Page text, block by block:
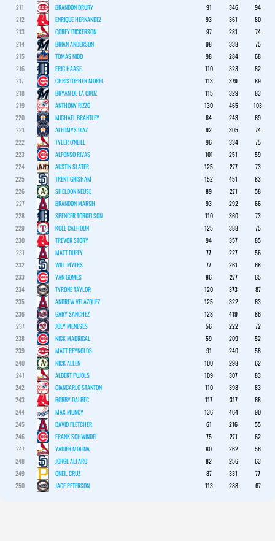
211
BRANDON DRURY 91 346
94
212
ENRIQUE HERNANDEZ 93 361
80
213
COREY DICKERSON 97 281
74
214
BRIAN ANDERSON 98 338
75
215
TOMAS NIDO 98 284
68
216
ERIC HAASE 110 323
82
217
CHRISTOPHER MOREL 113 379
89
218
BRYAN DE LA CRUZ 115 329
83
219
ANTHONY RIZZO 130 465
103
220
MICHAEL BRANTLEY 64 243
69
221
ALEDMYS DIAZ 92 305
74
222
TYLER O'NEILL 96 334
75
223
ALFONSO RIVAS 101 251
59
224
AUSTIN SLATER 125 277
73
225
TRENT GRISHAM 152 451
83
226
SHELDON NEUSE 89 271
58
227
BRANDON MARSH 93 292
66
228
SPENCER TORKELSON 110 360
73
229
KOLE CALHOUN 125 388
75
230
TREVOR STORY 94 357
85
231
MATT DUFFY 77 227
56
232
WILL MYERS 77 261
68
233
YAN GOMES 86 277
65
234
TYRONE TAYLOR 120 373
87
235
ANDREW VELAZQUEZ 125 322
63
236
GARY SANCHEZ 128 419
86
237
JOEY MENESES 56 222
72
238
NICK MADRIGAL 59 209
52
239
MATT REYNOLDS 91 240
58
240
NICK ALLEN 100 298
62
241
ALBERT PUJOLS 109 307
83
242
GIANCARLO STANTON 110 398
83
243
BOBBY DALBEC 117 317
68
244
MAX MUNCY 136 464
90
245
DAVID FLETCHER 61 216
55
246
FRANK SCHWINDEL 75 271
62
247
YADIER MOLINA 80 262
56
248
JORGE ALFARO 82 256
63
249
ONEIL CRUZ 87 331
77
250
JACE PETERSON 113 288 67